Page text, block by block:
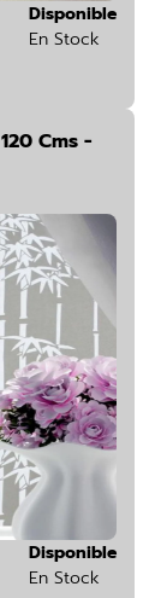
Disponible
En Stock
Cms -
Disponible
En Stock